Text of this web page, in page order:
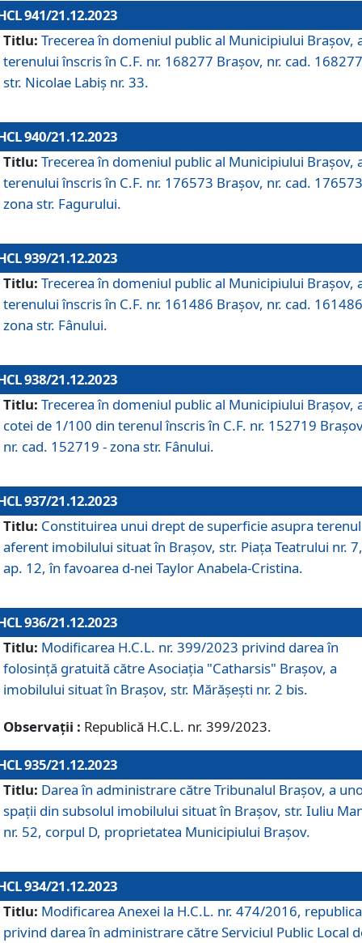
941/21.12.2023
Titlu: Trecerea în domeniul public al Municipiului Braşov,
terenului înscris în C.F. nr. 168277 Brașov, nr. cad.
str. Nicolae Labiș nr. 33.
940/21.12.2023
Titlu: Trecerea în domeniul public al Municipiului Braşov,
terenului înscris în C.F. nr. 176573 Brașov, nr. cad.
zona str. Fagurului.
939/21.12.2023
Titlu: Trecerea în domeniul public al Municipiului Braşov,
terenului înscris în C.F. nr. 161486 Brașov, nr. cad.
zona str. Fânului.
938/21.12.2023
Titlu: Trecerea în domeniul public al Municipiului Braşov,
cotei de 1/100 din terenul înscris în C.F. nr. 152719
nr. cad. 152719 - zona str. Fânului.
937/21.12.2023
Titlu: Constituirea unui drept de superficie asupra
aferent imobilului situat în Brașov, str. Piața Teatrului nr. 7,
ap. 12, în favoarea d-nei Taylor Anabela-Cristina.
936/21.12.2023
Titlu: Modificarea H.C.L. nr. 399/2023 privind darea în
folosinţă gratuită către Asociaţia "Catharsis" Brașov, a
imobilului situat în Braşov, str. Mărăşeşti nr. 2 bis.
Observații : Republică H.C.L. nr. 399/2023.
935/21.12.2023
Titlu: Darea în administrare către Tribunalul Brașov, a
spații din subsolul imobilului situat în Brașov, str. Iuliu
nr. 52, corpul D, proprietatea Municipiului Brașov.
934/21.12.2023
Titlu: Modificarea Anexei la H.C.L. nr. 474/2016,
privind darea în administrare către Serviciul Public Local